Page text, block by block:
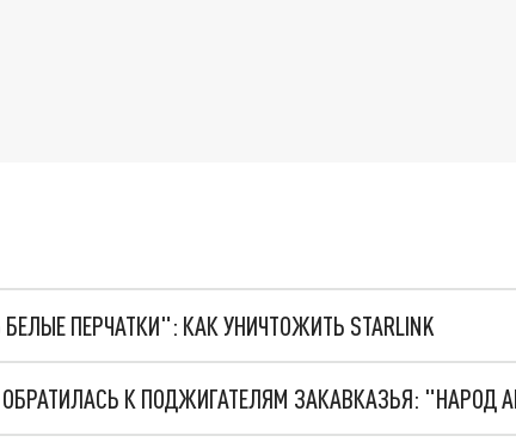
ПЕРЧАТКИ": КАК УНИЧТОЖИТЬ STARLINK